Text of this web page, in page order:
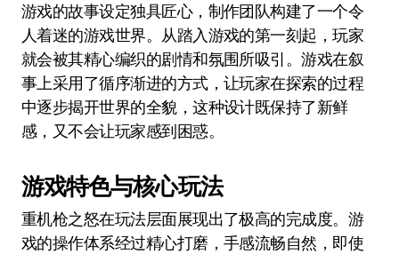
游戏的故事设定独具匠心，制作团队构建了一个令
人着迷的游戏世界。从踏入游戏的第一刻起，玩家
就会被其精心编织的剧情和氛围所吸引。游戏在叙
事上采用了循序渐进的方式，让玩家在探索的过程
中逐步揭开世界的全貌，这种设计既保持了新鲜
感，又不会让玩家感到困惑。
游戏特色与核心玩法
重机枪之怒在玩法层面展现出了极高的完成度。游
戏的操作体系经过精心打磨，手感流畅自然，即使